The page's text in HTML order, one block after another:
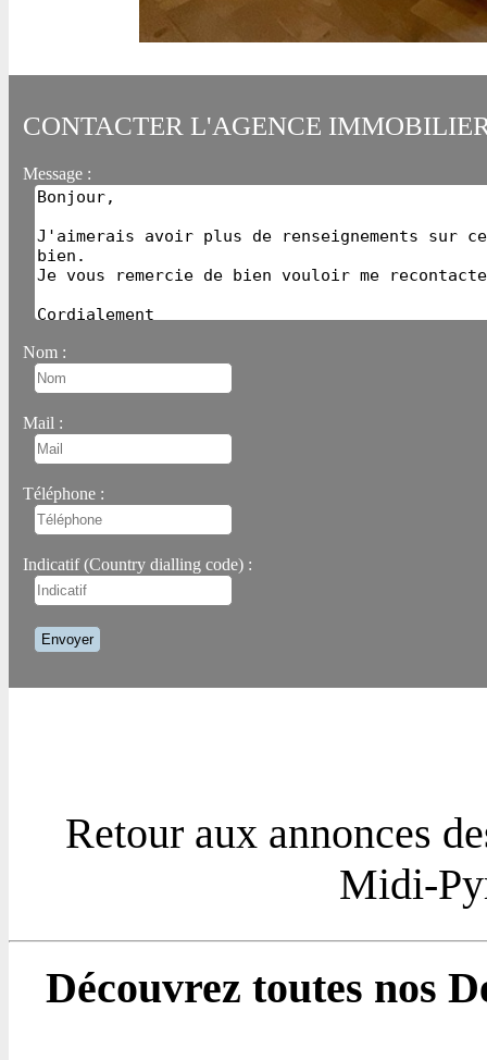
CONTACTER L'AGENCE
Message :
Nom :
Mail :
Téléphone :
Indicatif (Country dialling code) :
Retour aux annonces
Midi-
Découvrez toutes nos